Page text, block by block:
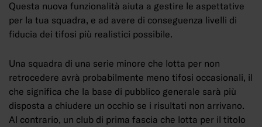
Questa nuova funzionalità aiuta a gestire le aspettative
per la tua squadra, e ad avere di conseguenza livelli di
fiducia dei tifosi più realistici possibile.
Una squadra di una serie minore che lotta per non
retrocedere avrà probabilmente meno tifosi occasionali, il
che significa che la base di pubblico generale sarà più
disposta a chiudere un occhio se i risultati non arrivano.
Al contrario, un club di prima fascia che lotta per il titolo